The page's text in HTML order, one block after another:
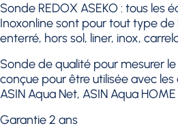
Sonde REDOX ASEKO : tous les
Inoxonline sont pour tout type de
enterré, hors sol, liner, inox,
Sonde de qualité pour mesurer
conçue pour être utilisée avec les
ASIN Aqua Net, ASIN Aqua
Garantie 2 ans